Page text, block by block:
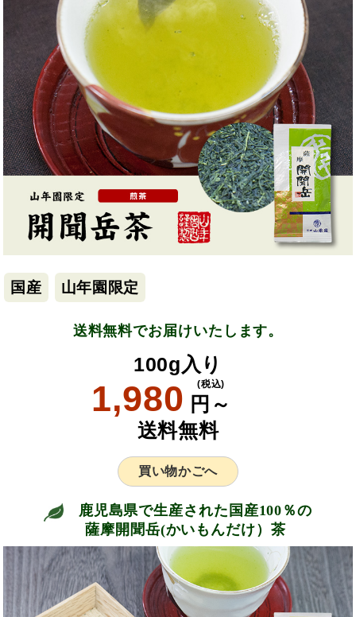
国産 山年園限定
送料無料でお届けいたします。
100g入り
1,980 円～
(税込)
送料無料
買い物かごへ
鹿児島県で生産された国産100％の
薩摩開聞岳(かいもんだけ）茶